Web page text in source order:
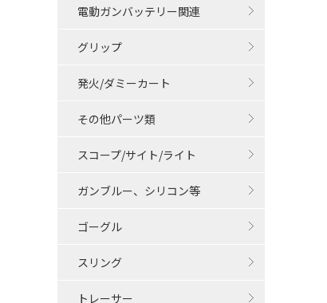
電動ガンバッテリー関連
グリップ
発火/ダミーカート
その他パーツ類
スコープ/サイト/ライト
ガンブルー、シリコン等
ゴーグル
スリング
トレーサー